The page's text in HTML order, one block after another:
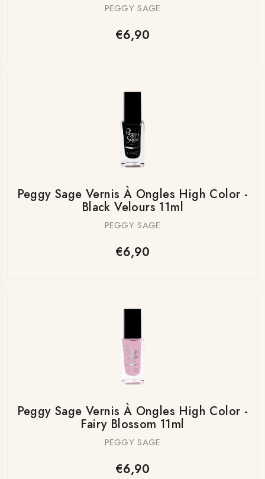
PEGGY SAGE
€6,90
Peggy Sage Vernis À Ongles High Color -
Black Velours 11ml
PEGGY SAGE
€6,90
Peggy Sage Vernis À Ongles High Color -
Fairy Blossom 11ml
PEGGY SAGE
€6,90